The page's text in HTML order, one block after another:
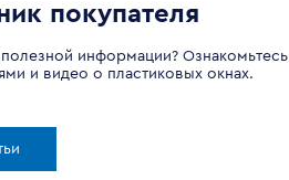
покупателя
информации? Ознакомьтесь
и видео о пластиковых окнах.